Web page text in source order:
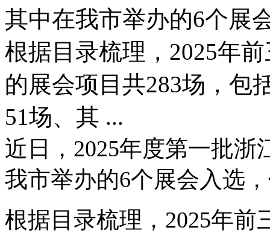
其中在我市举办的6个展
根据目录梳理，2025年
的展会项目共283场，包
51场、其 ...
近日，2025年度第一批
我市举办的6个展会入选
根据目录梳理，2025年